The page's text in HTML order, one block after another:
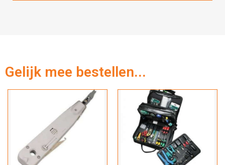
Gelijk mee bestellen...
Hartelijk dank!
Dit product is succesvol toegevoegd